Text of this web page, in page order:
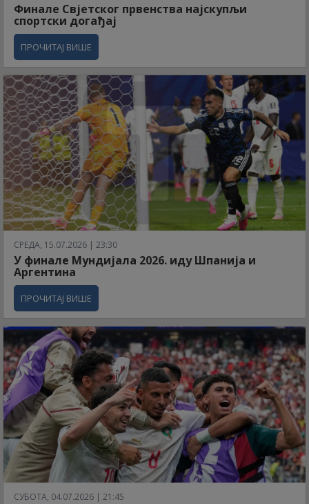
Финале Свјетског првенства најскупљи
спортски догађај
ПРОЧИТАЈ ВИШЕ
СРЕДА, 15.07.2026 | 23:30
У финале Мундијала 2026. иду Шпанија и
Аргентина
ПРОЧИТАЈ ВИШЕ
СУБОТА, 04.07.2026 | 21:45